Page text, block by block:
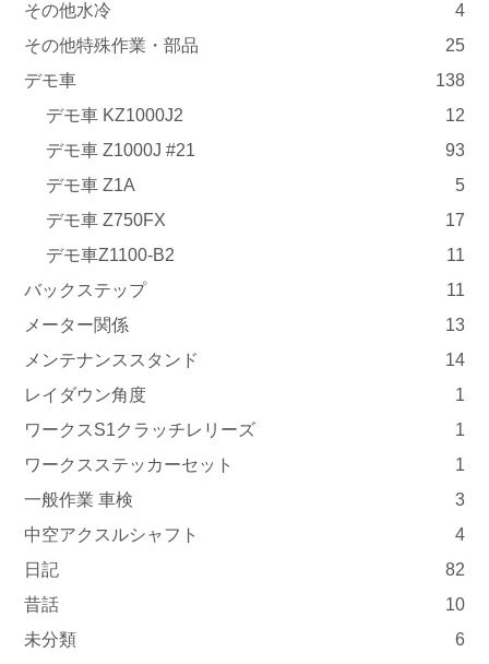
その他水冷
4
その他特殊作業・部品
25
デモ車
138
デモ車 KZ1000J2
12
デモ車 Z1000J #21
93
デモ車 Z1A
5
デモ車 Z750FX
17
デモ車Z1100-B2
11
バックステップ
11
メーター関係
13
メンテナンススタンド
14
レイダウン角度
1
ワークスS1クラッチレリーズ
1
ワークスステッカーセット
1
一般作業 車検
3
中空アクスルシャフト
4
日記
82
昔話
10
未分類
6